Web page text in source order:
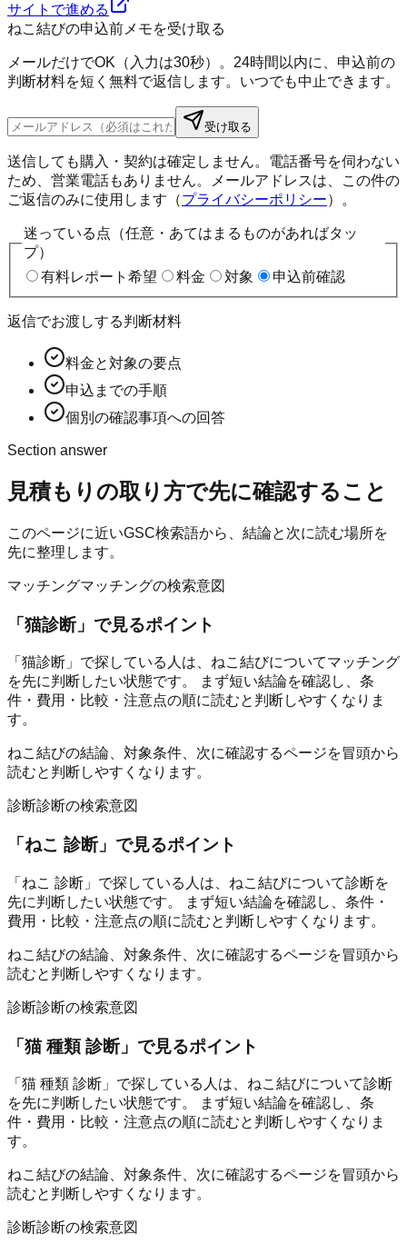
サイトで進める
ねこ結びの申込前メモを受け取る
メールだけでOK（入力は30秒）。24時間以内に、申込前の
判断材料を短く無料で返信します。いつでも中止できます。
受け取る
送信しても購入・契約は確定しません。電話番号を伺わない
ため、営業電話もありません。メールアドレスは、この件の
ご返信のみに使用します（プライバシーポリシー）。
迷っている点（任意・あてはまるものがあればタッ
プ）
有料レポート希望
料金 対象 申込前確認
返信でお渡しする判断材料
料金と対象の要点
申込までの手順
個別の確認事項への回答
Section answer
見積もりの取り方で先に確認すること
このページに近いGSC検索語から、結論と次に読む場所を
先に整理します。
マッチングマッチングの検索意図
「猫診断」で見るポイント
「猫診断」で探している人は、ねこ結びについてマッチング
を先に判断したい状態です。 まず短い結論を確認し、条
件・費用・比較・注意点の順に読むと判断しやすくなりま
す。
ねこ結びの結論、対象条件、次に確認するページを冒頭から
読むと判断しやすくなります。
診断診断の検索意図
「 ねこ 診断」で見るポイント
「ねこ 診断」で探している人は、ねこ結びについて診断を
先に判断したい状態です。 まず短い結論を確認し、条件・
費用・比較・注意点の順に読むと判断しやすくなります。
ねこ結びの結論、対象条件、次に確認するページを冒頭から
読むと判断しやすくなります。
診断診断の検索意図
「猫 種類 診断」で見るポイント
「猫 種類 診断」で探している人は、ねこ結びについて診断
を先に判断したい状態です。 まず短い結論を確認し、条
件・費用・比較・注意点の順に読むと判断しやすくなりま
す。
ねこ結びの結論、対象条件、次に確認するページを冒頭から
読むと判断しやすくなります。
診断診断の検索意図